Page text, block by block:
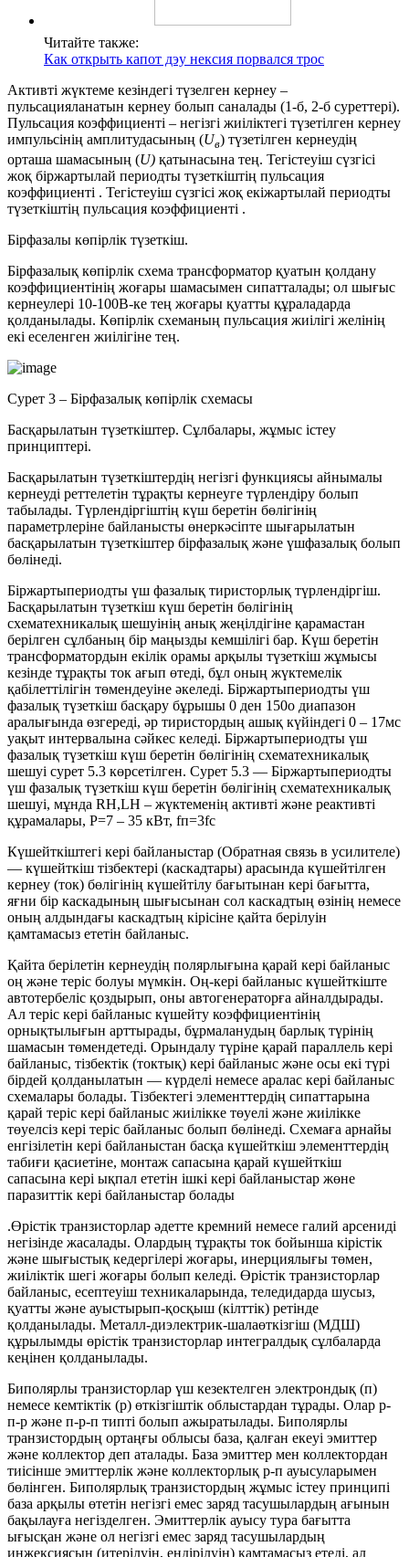
Читайте также:
Как открыть капот дэу нексия порвался трос
Активті жүктеме кезіндегі түзелген кернеу –
пульсацияланатын кернеу болып саналады (1-б, 2-б суреттері).
Пульсация коэффициенті – негізгі жиіліктегі түзетілген кернеу
импульсінің амплитудасының (Uв) түзетілген кернеудің
орташа шамасының (U) қатынасына тең. Тегістеуіш сүзгісі
жоқ біржартылай периодты түзеткіштің пульсация
коэффициенті . Тегістеуіш сүзгісі жоқ екіжартылай периодты
түзеткіштің пульсация коэффициенті .
Бірфазалы көпірлік түзеткіш.
Бірфазалық көпірлік схема трансформатор қуатын қолдану
коэффициентінің жоғары шамасымен сипатталады; ол шығыс
кернеулері 10-100В-ке тең жоғары қуатты құраладарда
қолданылады. Көпірлік схеманың пульсация жиілігі желінің
екі еселенген жиілігіне тең.
Сурет 3 – Бірфазалық көпірлік схемасы
Басқарылатын түзеткіштер. Сұлбалары, жұмыс істеу
принциптері.
Басқарылатын түзеткіштердің негізгі функциясы айнымалы
кернеуді реттелетін тұрақты кернеуге түрлендіру болып
табылады. Түрлендіргіштің күш беретін бөлігінің
параметрлеріне байланысты өнеркәсіпте шығарылатын
басқарылатын түзеткіштер бірфазалық және үшфазалық болып
бөлінеді.
Біржартыпериодты үш фазалық тиристорлық түрлендіргіш.
Басқарылатын түзеткіш күш беретін бөлігінің
схематехникалық шешуінің анық жеңілдігіне қарамастан
берілген сұлбаның бір маңызды кемшілігі бар. Күш беретін
трансформатордын екілік орамы арқылы түзеткіш жұмысы
кезінде тұрақты ток ағып өтеді, бұл оның жүктемелік
қабілеттілігін төмендеуіне әкеледі. Біржартыпериодты үш
фазалық түзеткіш басқару бұрышы 0 ден 150о диапазон
аралығында өзгереді, әр тиристордың ашық күйіндегі 0 – 17мс
уақыт интервалына сәйкес келеді. Біржартыпериодты үш
фазалық түзеткіш күш беретін бөлігінің схематехникалық
шешуі сурет 5.3 көрсетілген. Сурет 5.3 — Біржартыпериодты
үш фазалық түзеткіш күш беретін бөлігінің схематехникалық
шешуі, мұнда RH,LH – жүктеменің активті және реактивті
құрамалары, Р=7 – 35 кВт, fп=3fc
Күшейткіштегі кері байланыстар (Обратная связь в усилителе)
— күшейткіш тізбектері (каскадтары) арасында күшейтілген
кернеу (ток) бөлігінің күшейтілу бағытынан кері бағытта,
яғни бір каскадының шығысынан сол каскадтың өзінің немесе
оның алдындағы каскадтың кірісіне қайта берілуін
қамтамасыз ететін байланыс.
Қайта берілетін кернеудің полярлығына қарай кері байланыс
оң және теріс болуы мүмкін. Оң-кері байланыс күшейткіште
автотербеліс қоздырып, оны автогенераторға айналдырады.
Ал теріс кері байланыс күшейту коэффициентінің
орнықтылығын арттырады, бұрмаланудың барлық түрінің
шамасын төмендетеді. Орындалу түріне қарай параллель кері
байланыс, тізбектік (токтық) кері байланыс және осы екі түрі
бірдей қолданылатын — күрделі немесе аралас кері байланыс
схемалары болады. Тізбектегі элементтердің сипаттарына
қарай теріс кері байланыс жиілікке төуелі және жиілікке
төуелсіз кері теріс байланыс болып бөлінеді. Схемаға арнайы
енгізілетін кері байланыстан басқа күшейткіш элементтердің
табиғи қасиетіне, монтаж сапасына қарай күшейткіш
сапасына кері ықпал ететін ішкі кері байланыстар жөне
паразиттік кері байланыстар болады
.Өрістік транзисторлар әдетте кремний немесе галий арсениді
негізінде жасалады. Олардың тұрақты ток бойынша кірістік
және шығыстық кедергілері жоғары, инерциялығы төмен,
жиіліктік шегі жоғары болып келеді. Өрістік транзисторлар
байланыс, есептеуіш техникаларында, теледидарда шусыз,
қуатты және ауыстырып-қосқыш (кілттік) ретінде
қолданылады. Металл-диэлектрик-шалаөткізгіш (МДШ)
құрылымды өрістік транзисторлар интегралдық сұлбаларда
кеңінен қолданылады.
Биполярлы транзисторлар үш кезектелген электрондық (п)
немесе кемтіктік (р) өткізгіштік облыстардан тұрады. Олар р-
п-р және п-р-п типті болып ажыратылады. Биполярлы
транзистордың ортаңғы облысы база, қалған екеуі эмиттер
және коллектор деп аталады. База эмиттер мен коллектордан
тиісінше эмиттерлік және коллекторлық р-п ауысуларымен
бөлінген. Биполярлық транзистордың жұмыс істеу принципі
база арқылы өтетін негізгі емес заряд тасушылардың ағынын
бақылауға негізделген. Эмиттерлік ауысу тура бағытта
ығысқан және ол негізгі емес заряд тасушылардың
инжексиясын (итерілуін, ендірілуін) қамтамасыз етеді, ал